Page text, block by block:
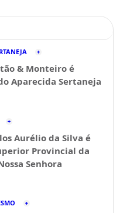
& Monteiro é
Aparecida Sertaneja
Aurélio da Silva é
Provincial da
Senhora